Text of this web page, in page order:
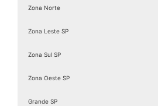
Zona Norte
Zona Leste SP
Zona Sul SP
Zona Oeste SP
Grande SP